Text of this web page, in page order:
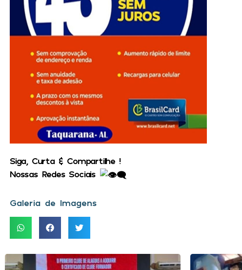
Siga, Curta & Compartilhe !
Nossas Redes Sociais
Galeria de Imagens